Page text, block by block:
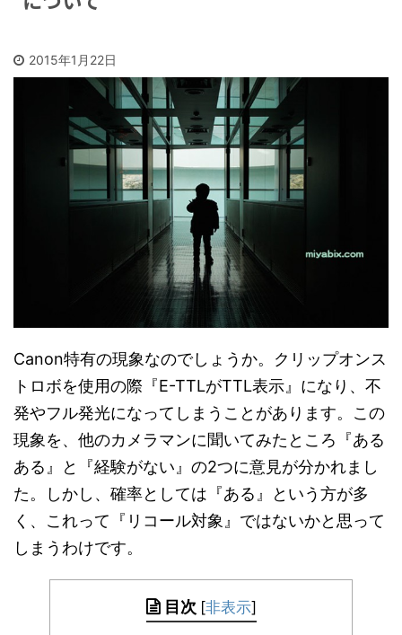
2015年1月22日
Canon特有の現象なのでしょうか。クリップオンス
トロボを使用の際『E-TTLがTTL表示』になり、不
発やフル発光になってしまうことがあります。この
現象を、他のカメラマンに聞いてみたところ『ある
ある』と『経験がない』の2つに意見が分かれまし
た。しかし、確率としては『ある』という方が多
く、これって『リコール対象』ではないかと思って
しまうわけです。
目次 [非表示]